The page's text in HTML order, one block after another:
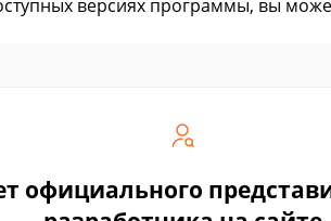
версиях программы, вы
официального